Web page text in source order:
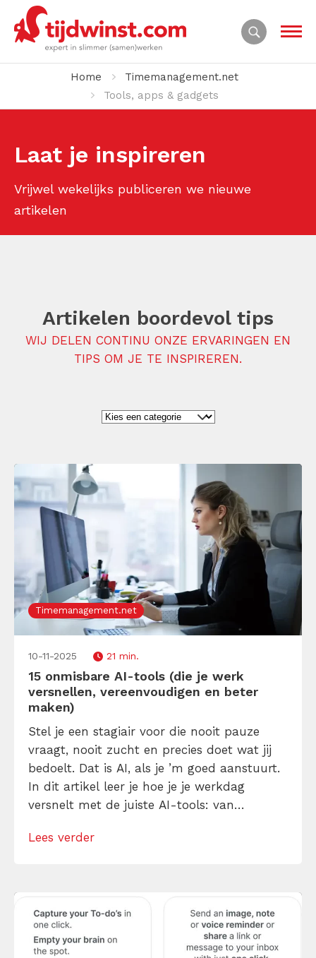
Home
Timemanagement.net
Tools, apps & gadgets
Laat je inspireren
Vrijwel wekelijks publiceren we nieuwe
artikelen
Artikelen boordevol tips
WIJ DELEN CONTINU ONZE ERVARINGEN EN
TIPS OM JE TE INSPIREREN.
Timemanagement.net
10-11-2025 21 min.
15 onmisbare AI-tools (die je werk
versnellen, vereenvoudigen en beter
maken)
Stel je een stagiair voor die nooit pauze
vraagt, nooit zucht en precies doet wat jij
bedoelt. Dat is AI, als je ’m goed aanstuurt.
In dit artikel leer je hoe je je werkdag
versnelt met de juiste AI-tools: van
ontdekt welke tools écht tijd opleveren, hoe
Lees verder